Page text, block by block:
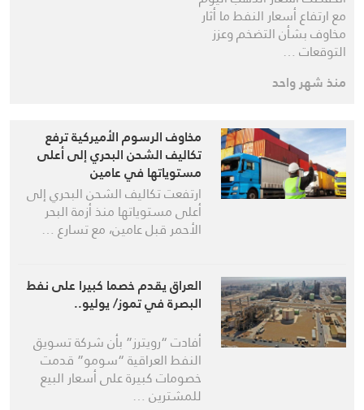
مع ارتفاع أسعار النفط ما أثار
مخاوف بشأن التضخم وعزز
التوقعات …
منذ شهر واحد
مخاوف الرسوم الأميركية ترفع
تكاليف الشحن البحري إلى أعلى
مستوياتها في عامين
ارتفعت تكاليف الشحن البحري إلى
أعلى مستوياتها منذ أزمة البحر
الأحمر قبل عامين، مع تسارع …
العراق يقدم خصما كبيرا على نفط
البصرة في تموز/ يوليو..
أفادت “رويترز” بأن شركة تسويق
‌النفط العراقية “سومو” قدمت
خصومات كبيرة على أسعار البيع
للمشترين …